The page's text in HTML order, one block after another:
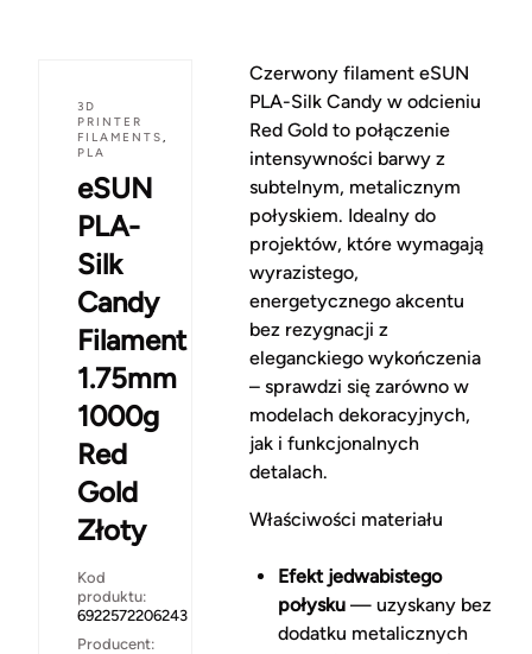
3D
PRINTER
FILAMENTS,
PLA
eSUN
PLA-
Silk
Candy
Filament
1.75mm
1000g
Red
Gold
Złoty
Kod
produktu:
6922572206243
Producent:
Czerwony filament eSUN
PLA-Silk Candy w odcieniu
Red Gold to połączenie
intensywności barwy z
subtelnym, metalicznym
połyskiem. Idealny do
projektów, które wymagają
wyrazistego,
energetycznego akcentu
bez rezygnacji z
eleganckiego wykończenia
– sprawdzi się zarówno w
modelach dekoracyjnych,
jak i funkcjonalnych
detalach.
Właściwości materiału
Efekt jedwabistego
połysku— uzyskany bez
dodatku metalicznych